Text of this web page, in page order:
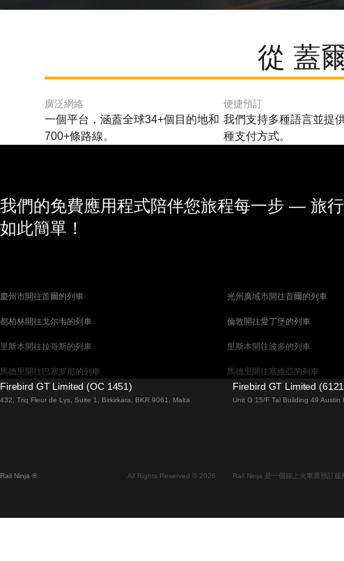
從 蓋
廣泛網絡
一個平台，涵蓋全球34+個目的地和
700+條路線。
便捷預訂
我們支持多種語言並提
種支付方式。
我們的免費應用程式陪伴您旅程每一步 — 旅
如此簡單！
慶州市開往首爾的列車 光州廣域市開往首爾的列車
都柏林開往戈尔韦的列車 倫敦開往愛丁堡的列車
里斯本開往拉哥斯的列車 里斯本開往波多的列車
馬德里開往巴塞罗那的列車 馬德里開往塞維亞的列車
巴塞罗那開往馬德里的列車 巴塞罗那開往塞維亞的列車
首爾開往蔚山廣域市的列車 首爾開往大邱廣域市的列車
Firebird GT Limited (OC 1451)
432, Triq Fleur de Lys, Suite 1, Birkirkara, BKR 9061, Malta
Firebird GT Limited
Unit G 15/F Tal Building 49
Rail Ninja ® All Rights Reserved © 2026 Rail Ninja 是一個線上火車票預訂服